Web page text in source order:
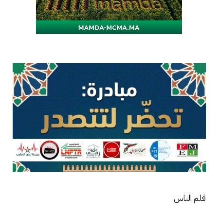
​قلم الناس